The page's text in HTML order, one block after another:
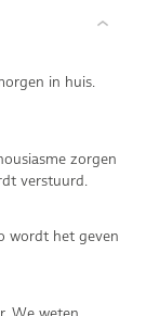
in huis.
zorgen
verstuurd.
wordt het geven